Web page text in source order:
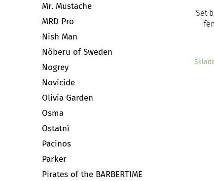
Mr. Mustache
MRD Pro
Nish Man
Nõberu of Sweden
Nogrey
Novicide
Olivia Garden
Osma
Ostatní
Pacinos
Parker
Pirates of the BARBERTIME
Set